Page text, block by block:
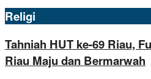
Religi
Tahniah HUT ke-69 Riau,
Riau Maju dan Bermarwah